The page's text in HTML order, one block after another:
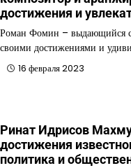
достижения и
Роман Фомин – выдающийся
своими достижениями и
16 февраля 2023
Ринат Идрисов
достижения
политика и